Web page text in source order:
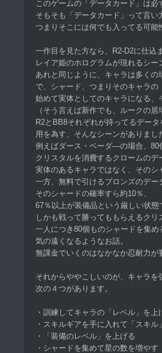
このゲームの「データカード」は必
そもそも「データカード」って言い
つまりそこには何でも入ってる可能
一作目を見た方なら、R2-D2に仕込
レイア姫のホログラムが現れるシー
あれと同じように、キャラは多くの
で、シャード、つまりそのキャラの
始めて実体としてのキャラになる、
（そう言えば新作でも、ルークの居
R2とBB8それぞれが持ってるデー
用を為す、そんなシーンがありまし
例えばダース・ベーダ—の場合、80
クリスタルを消費するクロームのデ
実体のあるキャラではなく、そのシ
一方、無料で引けるブロンズのデー
そのシャードの確率すら約10％、
67％以上が装備品という厳しい状態
しかも戦って勝ってももらえるク
一人につき80個ものシャードを集め
気の遠くなるようなお話。
無課金でいくのはなかなか忍耐力が
それからややこしいのが、キャラを
次の４つがあります。
・訓練してキャラの「レベル」を上
・スキルギアを手に入れて「スキ
・「装備のレベル」を上げる
・シャードを集めて星の数を増やす